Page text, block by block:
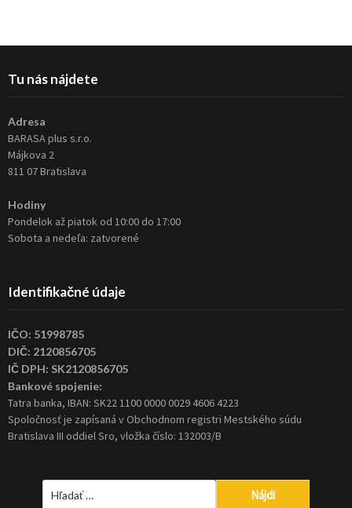
Tu nás nájdete
Adresa
BARASA plus s.r.o.
Májkova 2
811 07 Bratislava
Hodiny
Pondelok až piatok od 10:00 do 17:00
Sobota a nedeľa: zatvorené
Identifikačné údaje
IČO: 51998785
DIČ: 2120856705
IČ DPH: SK2120856705
Bankové spojenie:
Tatra banka, IBAN: SK22 1100 0000 0029 4606 4223
Spoločnosť je zapísaná v Obchodnom registri Mestského súdu
Bratislava III oddiel Sro, vložka číslo: 132003/B